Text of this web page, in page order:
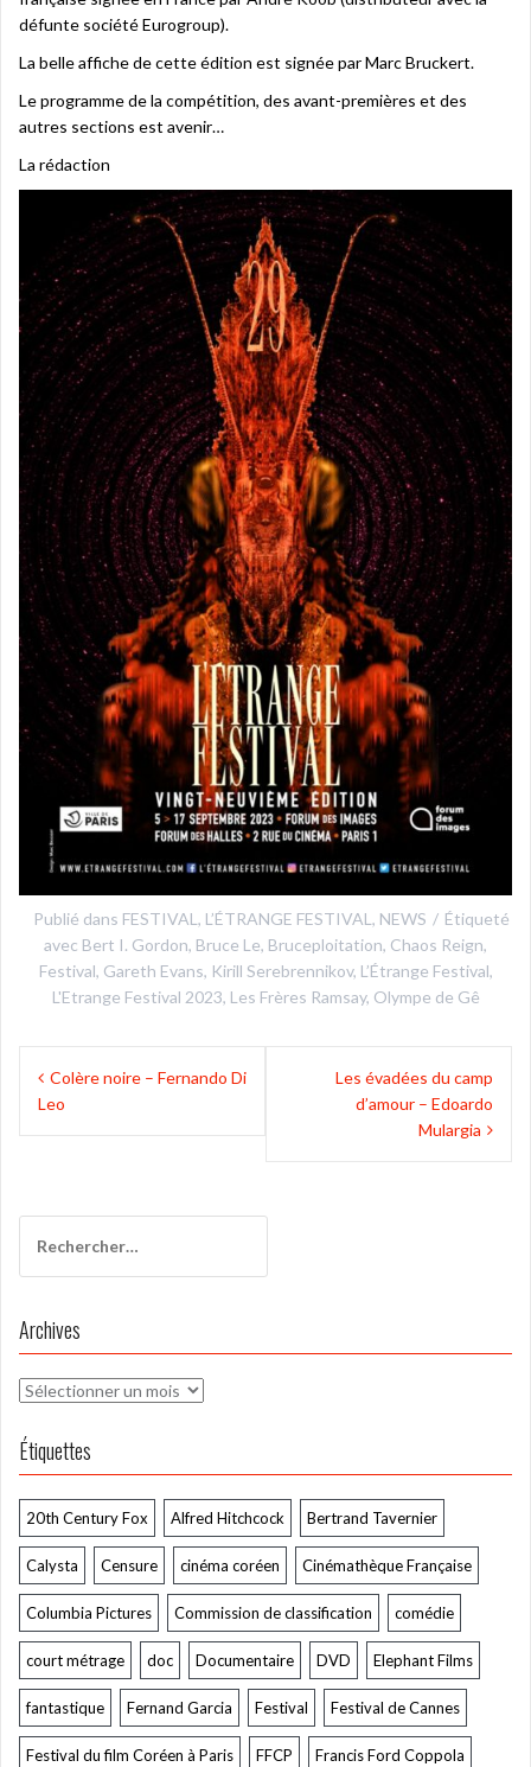
défunte société Eurogroup).
La belle affiche de cette édition est signée par Marc Bruckert.
Le programme de la compétition, des avant-premières et des
autres sections est avenir…
La rédaction
Publié dans FESTIVAL , L’ÉTRANGE FESTIVAL , NEWS
Étiqueté
avec Bert I. Gordon, Bruce Le, Bruceploitation, Chaos Reign,
Festival, Gareth Evans, Kirill Serebrennikov, L’Étrange Festival,
L'Etrange Festival 2023, Les Frères Ramsay, Olympe de Gê
Navigation
deColère noire – Fernando Di
Leo
Les évadées du camp
d’amour – Edoardo
Mulargia
Archives
Archives
Étiquettes
20th Century Fox Alfred Hitchcock Bertrand Tavernier
Calysta Censure cinéma coréen Cinémathèque Française
Columbia Pictures Commission de classification comédie
court métrage doc Documentaire DVD Elephant Films
fantastique Fernand Garcia Festival Festival de Cannes
Festival du film Coréen à Paris FFCP Francis Ford Coppola